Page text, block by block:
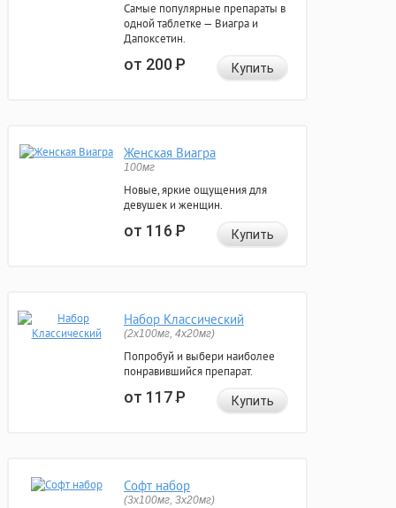
Самые популярные препараты в
одной таблетке — Виагра и
Дапоксетин.
от 200Р Купить
Женская Виагра
100мг
Новые, яркие ощущения для
девушек и женщин.
от 116Р Купить
Набор Классический
(2x100мг, 4x20мг)
Попробуй и выбери наиболее
понравившийся препарат.
от 117Р Купить
Софт набор
(3x100мг, 3x20мг)